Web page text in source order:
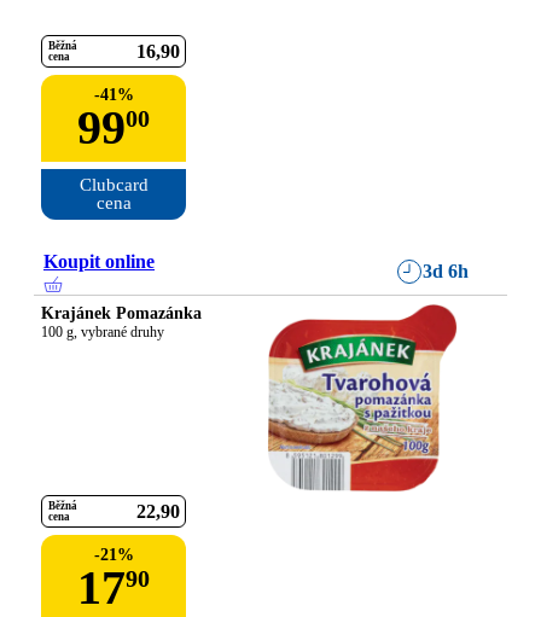
Běžná
cena
16 90
-41%
9900
Clubcard
cena
Koupit online 3d 6h
Krajánek Pomazánka
100 g, vybrané druhy
Běžná
cena
22 90
-21%
1790